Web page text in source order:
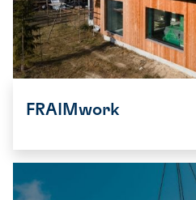
FRAIMwork